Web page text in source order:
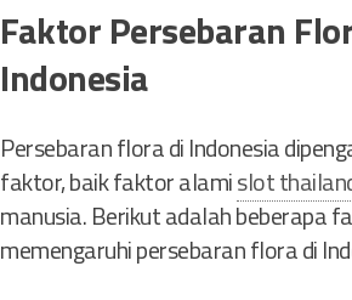
Faktor Persebaran
Indonesia
Persebaran flora di Indonesia
faktor, baik faktor alamislot
manusia. Berikut adalah beberapa
memengaruhi persebaran flora di